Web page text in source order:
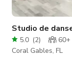
Studio de
5.0 (2) 60+
Coral Gables, FL